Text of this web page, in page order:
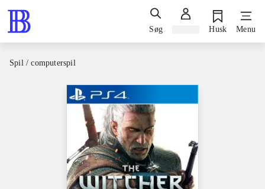
Søg Husk Menu
Spil / computerspil